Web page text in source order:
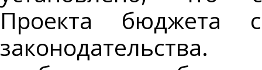
Проекта бюджета